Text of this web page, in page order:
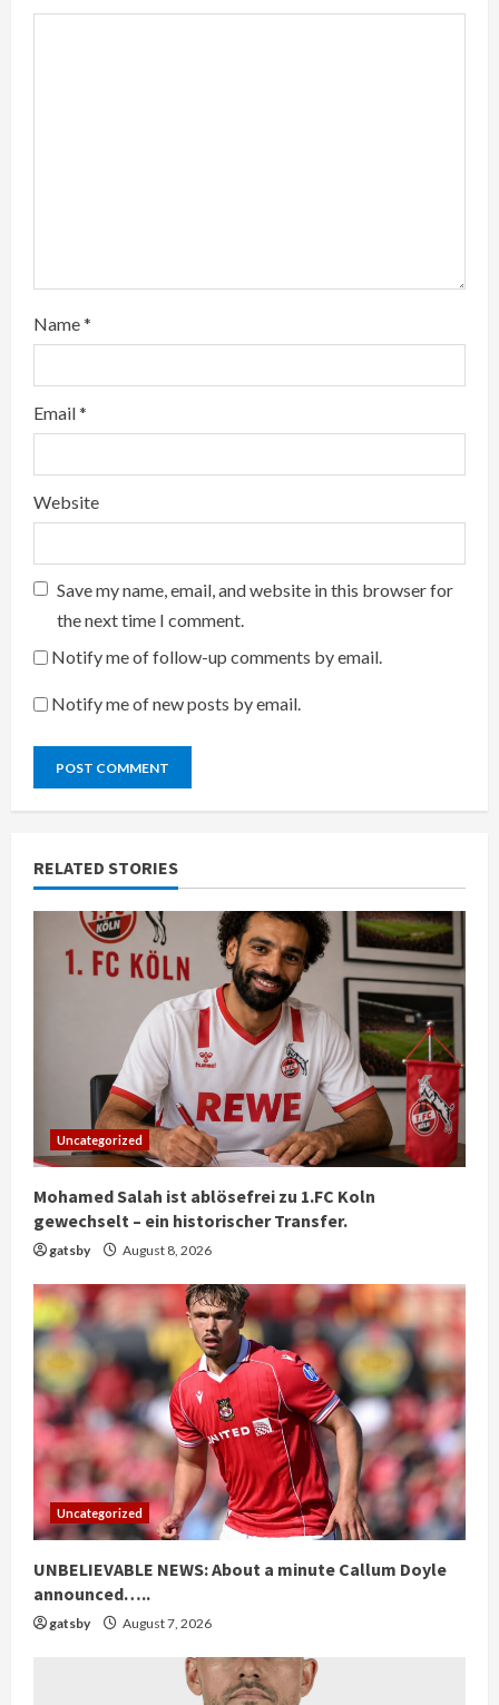
Name*
Email*
Website
Save my name, email, and website in this browser for
the next time I comment.
Notify me of follow-up comments by email.
Notify me of new posts by email.
RELATED STORIES
Uncategorized
Mohamed Salah ist ablösefrei zu 1.FC Koln
gewechselt – ein historischer Transfer.
gatsby August 8, 2026
Uncategorized
UNBELIEVABLE NEWS: About a minute Callum Doyle
announced…..
gatsby August 7, 2026